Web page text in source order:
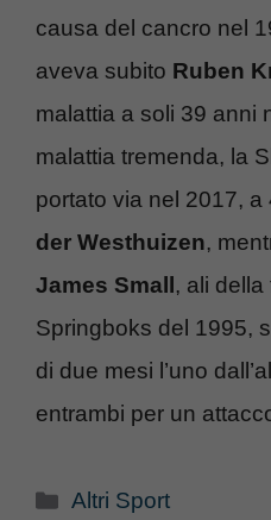
causa del cancro nel
aveva subito Ruben
malattia a soli 39 anni
malattia tremenda, la
portato via nel 2017, a
der Westhuizen,
James Small , ali
Springboks del 1995,
di due mesi l’uno
entrambi per un
Categorie
Altri Sport